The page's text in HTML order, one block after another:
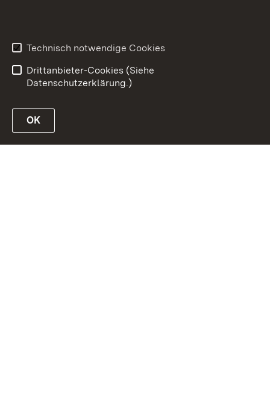
Technisch notwendige Cookies
Drittanbieter-Cookies (Siehe
Datenschutzerklärung.)
OK